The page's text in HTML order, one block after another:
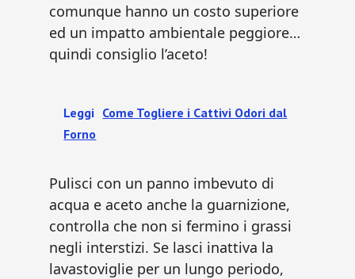
comunque hanno un costo superiore
ed un impatto ambientale peggiore…
quindi consiglio l’aceto!
Leggi Come Togliere i Cattivi Odori dal
Forno
Pulisci con un panno imbevuto di
acqua e aceto anche la guarnizione,
controlla che non si fermino i grassi
negli interstizi. Se lasci inattiva la
lavastoviglie per un lungo periodo,